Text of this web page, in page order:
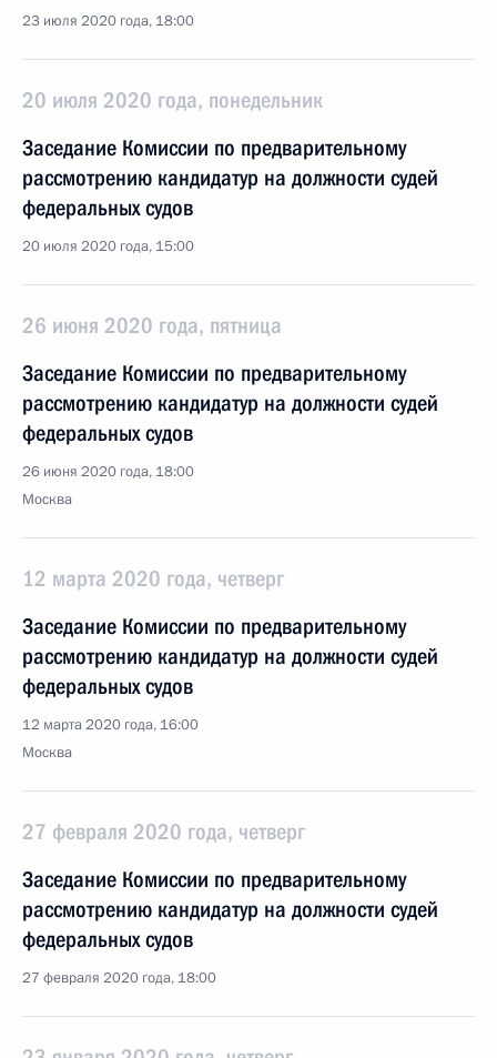
23 июля 2020 года, 18:00
20 июля 2020 года, понедельник
Заседание Комиссии по предварительному
рассмотрению кандидатур на должности судей
федеральных судов
20 июля 2020 года, 15:00
26 июня 2020 года, пятница
Заседание Комиссии по предварительному
рассмотрению кандидатур на должности судей
федеральных судов
26 июня 2020 года, 18:00
Москва
12 марта 2020 года, четверг
Заседание Комиссии по предварительному
рассмотрению кандидатур на должности судей
федеральных судов
12 марта 2020 года, 16:00
Москва
27 февраля 2020 года, четверг
Заседание Комиссии по предварительному
рассмотрению кандидатур на должности судей
федеральных судов
27 февраля 2020 года, 18:00